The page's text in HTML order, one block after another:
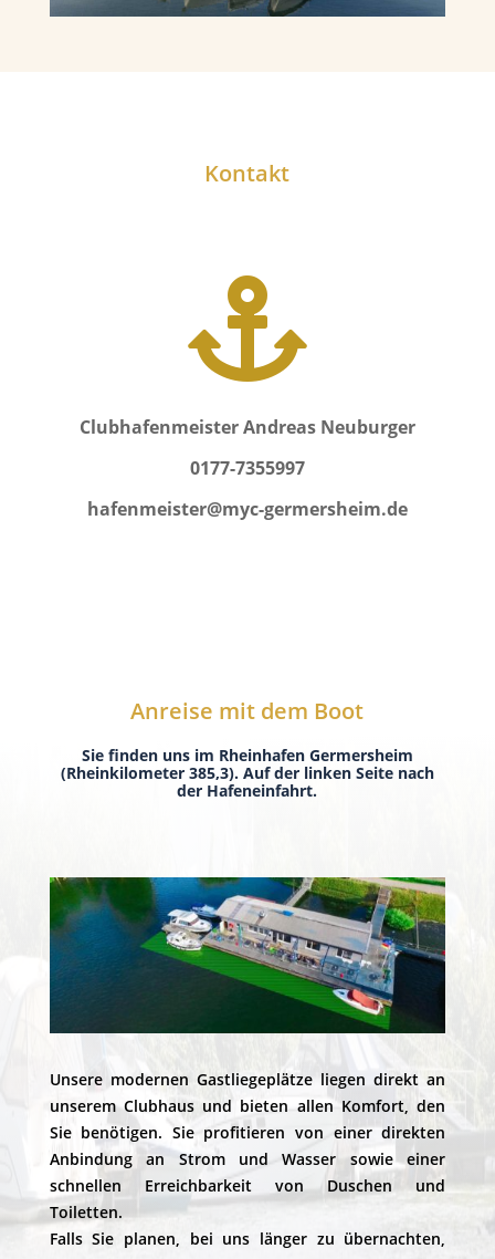
Kontakt

Clubhafenmeister Andreas Neuburger
0177-7355997
hafenmeister@myc-germersheim.de
Anreise mit dem Boot
Sie finden uns im Rheinhafen Germersheim
(Rheinkilometer 385,3). Auf der linken Seite nach
der Hafeneinfahrt.
Unsere modernen Gastliegeplätze liegen direkt an
unserem Clubhaus und bieten allen Komfort, den
Sie benötigen. Sie profitieren von einer direkten
Anbindung an Strom und Wasser sowie einer
schnellen Erreichbarkeit von Duschen und
Toiletten.
Falls Sie planen, bei uns länger zu übernachten,